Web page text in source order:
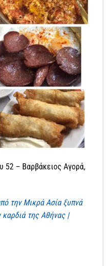
52 – Βαρβάκειος Αγορά,
την Μικρά Ασία ξυπνά
καρδιά της Αθήνας |